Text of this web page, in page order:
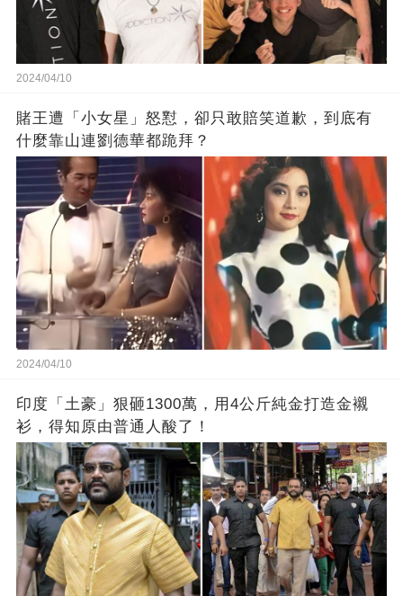
2024/04/10
賭王遭「小女星」怒懟，卻只敢賠笑道歉，到底有
什麼靠山連劉德華都跪拜？
2024/04/10
印度「土豪」狠砸1300萬，用4公斤純金打造金襯
衫，得知原由普通人酸了！